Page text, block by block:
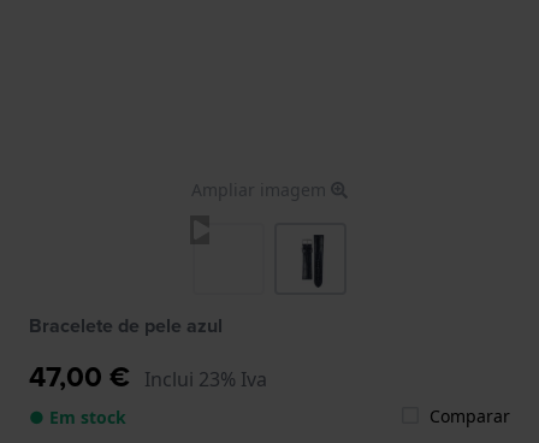
Ampliar imagem
Bracelete de pele azul
47,00 € Inclui 23% Iva
● Em stock Comparar